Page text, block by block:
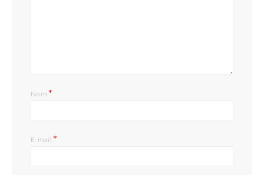
Nom*
E-mail*